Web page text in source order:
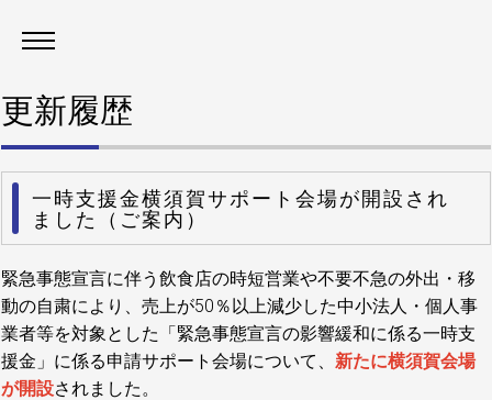
更新履歴
一時支援金横須賀サポート会場が開設され
ました（ご案内）
緊急事態宣言に伴う飲食店の時短営業や不要不急の外出・移
動の自粛により、売上が50％以上減少した中小法人・個人事
業者等を対象とした「緊急事態宣言の影響緩和に係る一時支
援金」に係る申請サポート会場について、 新たに横須賀会場
が開設されました。